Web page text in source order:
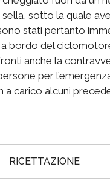
sotto la quale
stati pertanto
bordo del
anche la
per
a carico alcuni
RICETTAZIONE